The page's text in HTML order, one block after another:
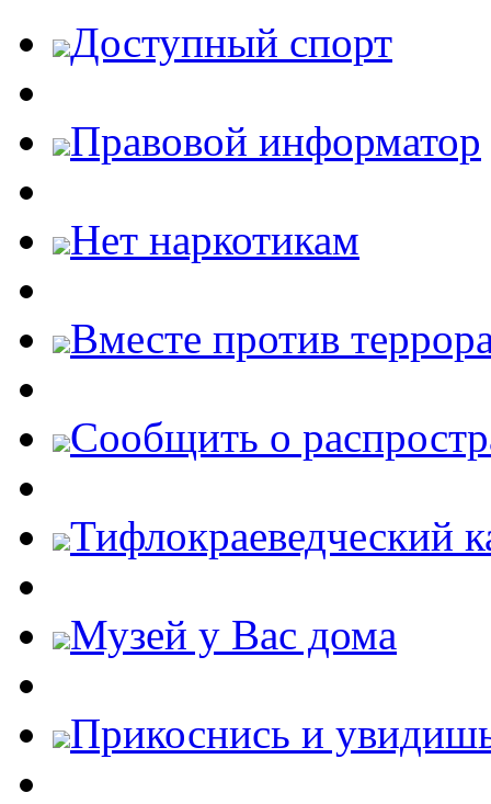
Доступный спорт
Правовой информатор
Нет наркотикам
Вместе против
Cообщить о
Тифлокраеведческий
Музей у Вас дома
Прикоснись и